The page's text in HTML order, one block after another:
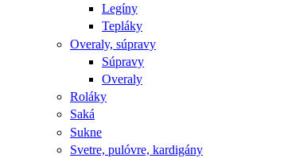
Legíny
Tepláky
Overaly, súpravy
Súpravy
Overaly
Roláky
Saká
Sukne
Svetre, pulóvre, kardigány